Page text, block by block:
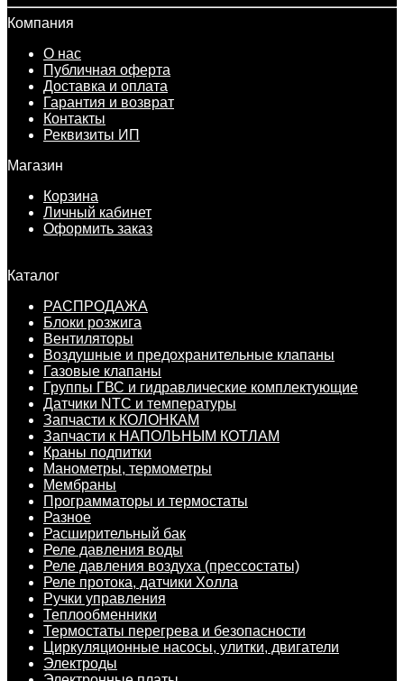
Компания
О нас
Публичная оферта
Доставка и оплата
Гарантия и возврат
Контакты
Реквизиты ИП
Магазин
Корзина
Личный кабинет
Оформить заказ
Каталог
РАСПРОДАЖА
Блоки розжига
Вентиляторы
Воздушные и предохранительные клапаны
Газовые клапаны
Группы ГВС и гидравлические комплектующие
Датчики NTC и температуры
Запчасти к КОЛОНКАМ
Запчасти к НАПОЛЬНЫМ КОТЛАМ
Краны подпитки
Манометры, термометры
Мембраны
Программаторы и термостаты
Разное
Расширительный бак
Реле давления воды
Реле давления воздуха (прессостаты)
Реле протока, датчики Холла
Ручки управления
Теплообменники
Термостаты перегрева и безопасности
Циркуляционные насосы, улитки, двигатели
Электроды